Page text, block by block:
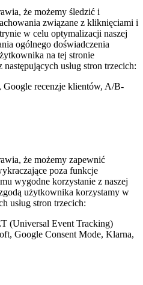
że możemy śledzić i
związane z kliknięciami i
w celu optymalizacji naszej
ogólnego doświadczenia
na tej stronie
usług stron trzecich:
recenzje klientów, A/B-
że możemy zapewnić
poza funkcje
wygodne korzystanie z naszej
użytkownika korzystamy w
usług stron trzecich:
(Universal Event Tracking)
Google Consent Mode, Klarna,